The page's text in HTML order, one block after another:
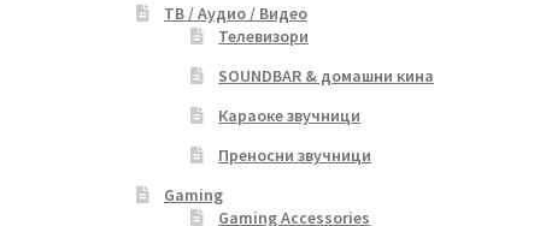
ТВ / Аудио / Видео
Телевизори
SOUNDBAR & домашни кина
Караоке звучници
Преносни звучници
Gaming
Gaming Accessories